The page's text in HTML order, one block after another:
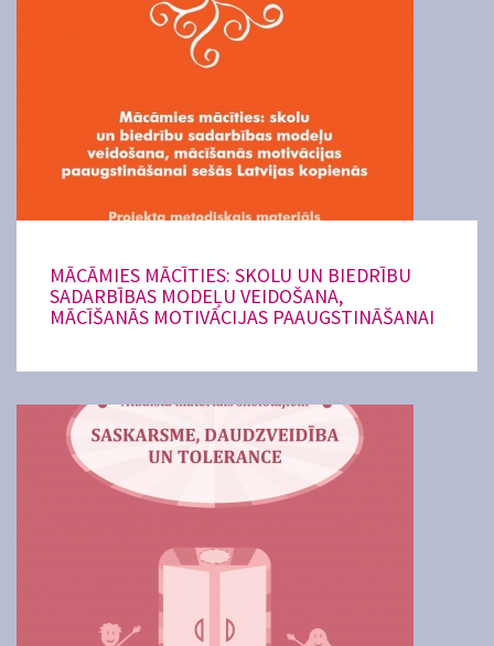
MĀCĀMIES MĀCĪTIES: SKOLU UN BIEDRĪBU
SADARBĪBAS MODEĻU VEIDOŠANA,
MĀCĪŠANĀS MOTIVĀCIJAS PAAUGSTINĀŠANAI